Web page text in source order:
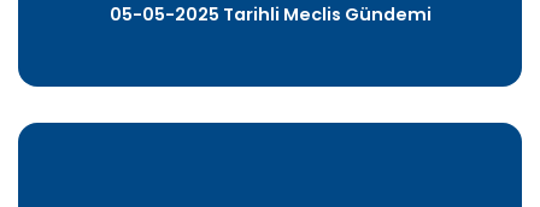
05-05-2025 Tarihli Meclis Gündemi